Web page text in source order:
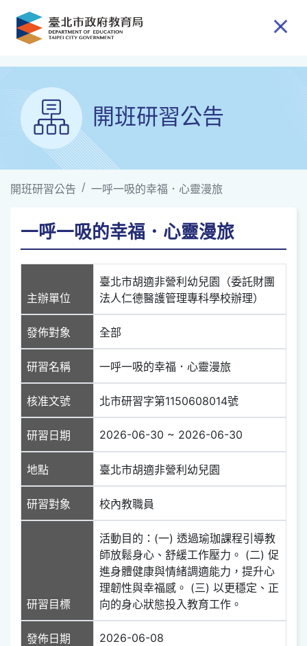
跳到主要內容
開班研習公告
開班研習公告 一呼一吸的幸福．心靈漫旅
一呼一吸的幸福．心靈漫旅
主辦單位
臺北市胡適非營利幼兒園（委託財團
法人仁德醫護管理專科學校辦理）
發佈對象 全部
研習名稱 一呼一吸的幸福．心靈漫旅
核准文號 北市研習字第1150608014號
研習日期 2026-06-30 ~ 2026-06-30
地點 臺北市胡適非營利幼兒園
研習對象 校內教職員
研習目標
活動目的：(一) 透過瑜珈課程引導教
師放鬆身心、舒緩工作壓力。 (二) 促
進身體健康與情緒調適能力，提升心
理韌性與幸福感。 (三) 以更穩定、正
向的身心狀態投入教育工作。
發佈日期 2026-06-08